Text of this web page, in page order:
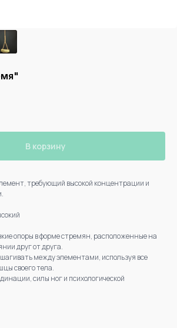
В корзину
требующий высокой концентрации и
опоры в форме стремян, расположенные на
друг от друга.
между элементами, используя все
своего тела.
силы ног и психологической